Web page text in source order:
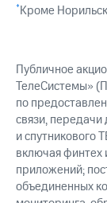
развитие
этика
На главную
*Кроме
Публичное
ТелеСистемы»
по
связи, передачи
и спутникового
включая финтех
приложений;
объединенных